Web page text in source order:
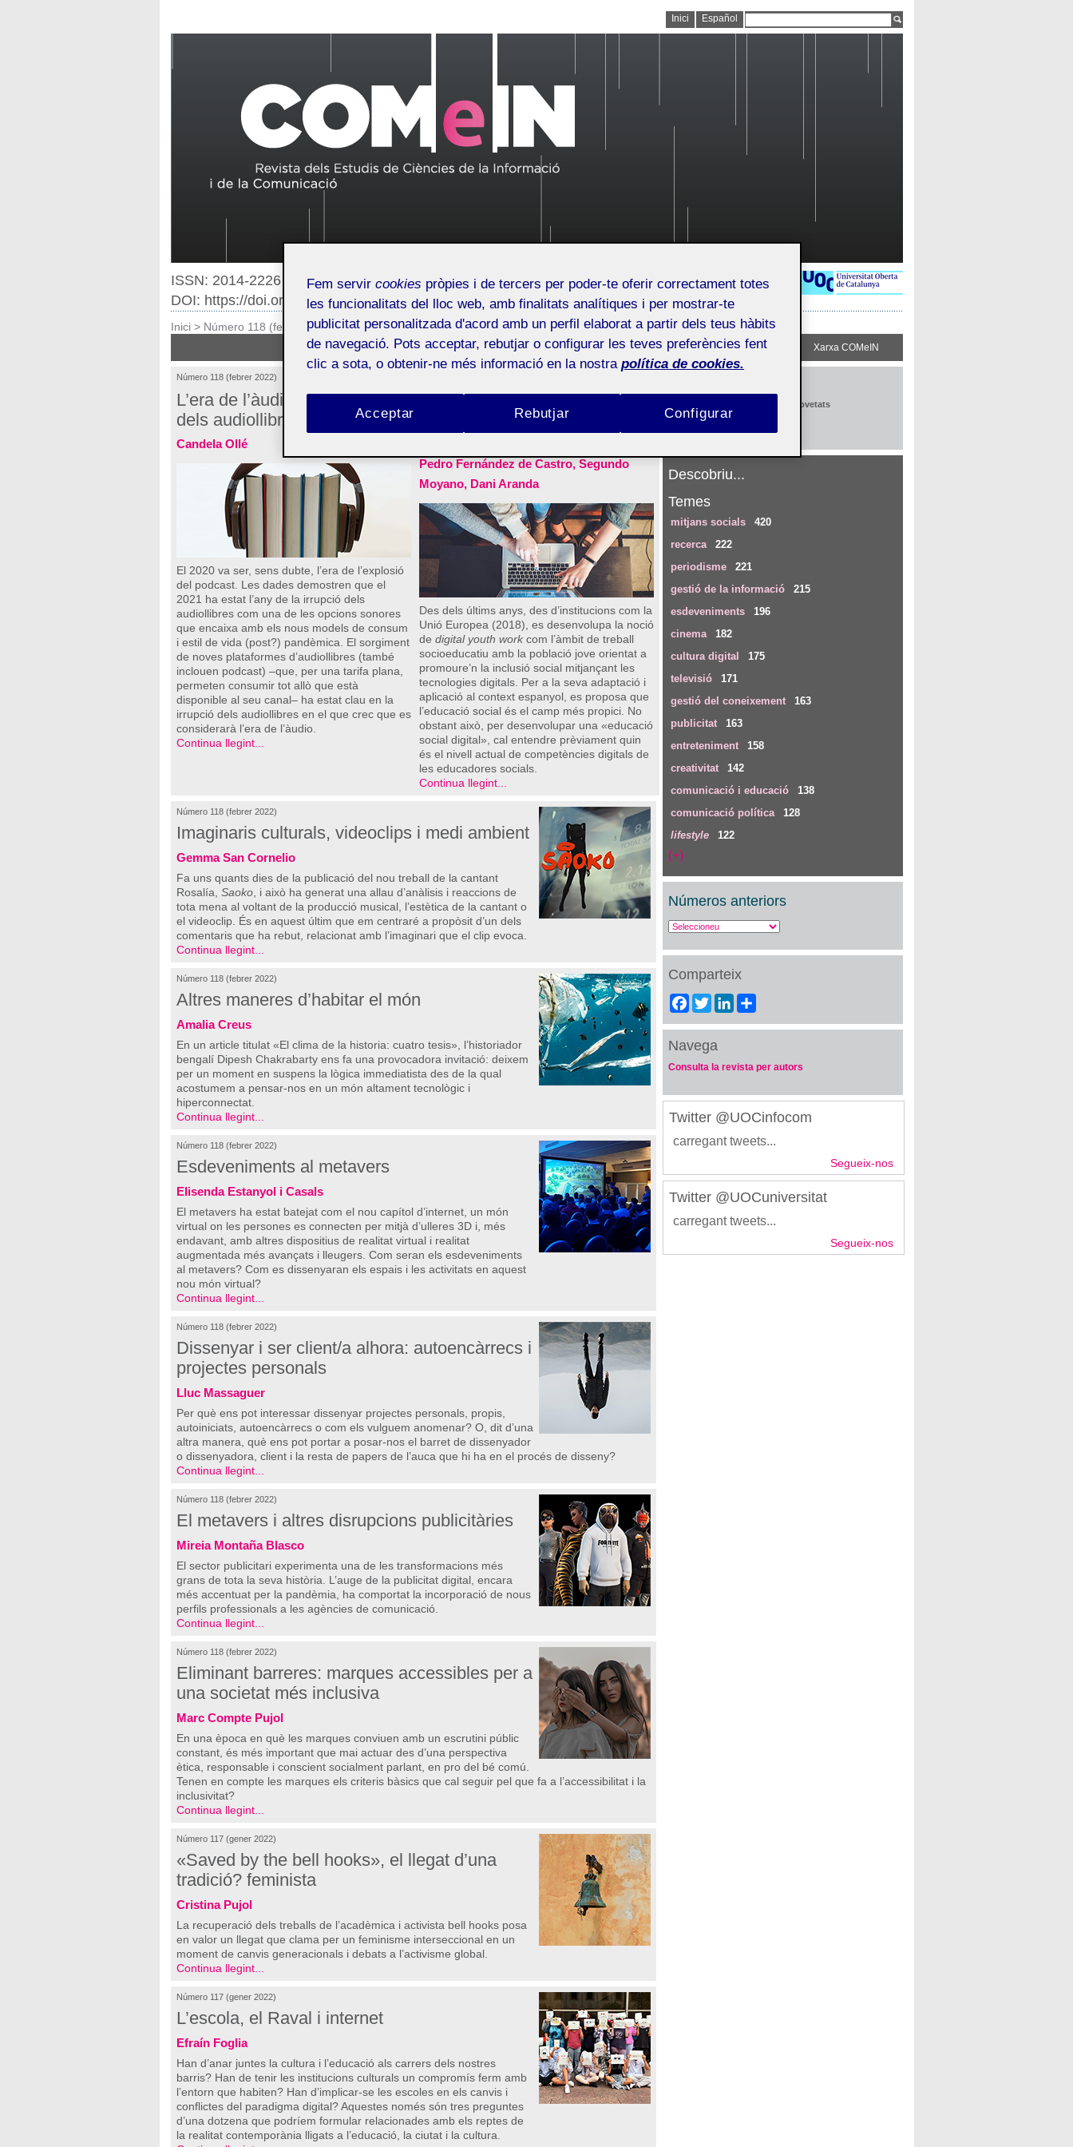
Inici Español
ISSN: 2014-2226
DOI: https://doi.org/10.7238/issn.2014-2226
Inici > Número 118 (febrer 2022)
Línia editorial Qui som Números publicats Segueix COMeIN Xarxa COMeIN
Número 118 (febrer 2022)
L’era de l’àudio i l’enlairament
dels audiollibres
Candela Ollé
El 2020 va ser, sens dubte, l’era de l’explosió
del podcast. Les dades demostren que el
2021 ha estat l’any de la irrupció dels
audiollibres com una de les opcions sonores
que encaixa amb els nous models de consum
i estil de vida (post?) pandèmica. El sorgiment
de noves plataformes d’audiollibres (també
inclouen podcast) –que, per una tarifa plana,
permeten consumir tot allò que està
disponible al seu canal– ha estat clau en la
irrupció dels audiollibres en el que crec que es
considerarà l’era de l’àudio.
Continua llegint...
Tancant bretxes: l’educació
social com a espai per a
l’alfabetització digital
Pedro Fernández de Castro, Segundo
Moyano, Dani Aranda
Des dels últims anys, des d’institucions com la
Unió Europea (2018), es desenvolupa la noció
de digital youth workcom l’àmbit de treball
socioeducatiu amb la població jove orientat a
promoure’n la inclusió social mitjançant les
tecnologies digitals. Per a la seva adaptació i
aplicació al context espanyol, es proposa que
l’educació social és el camp més propici. No
obstant això, per desenvolupar una «educació
social digital», cal entendre prèviament quin
és el nivell actual de competències digitals de
les educadores socials.
Continua llegint...
Número 118 (febrer 2022)
Imaginaris culturals, videoclips i medi ambient
Gemma San Cornelio
Fa uns quants dies de la publicació del nou treball de la cantant
Rosalía, Saoko, i això ha generat una allau d’anàlisis i reaccions de
tota mena al voltant de la producció musical, l’estètica de la cantant o
el videoclip. És en aquest últim que em centraré a propòsit d’un dels
comentaris que ha rebut, relacionat amb l’imaginari que el clip evoca.
Continua llegint...
Número 118 (febrer 2022)
Altres maneres d’habitar el món
Amalia Creus
En un article titulat «El clima de la historia: cuatro tesis», l’historiador
bengalí Dipesh Chakrabarty ens fa una provocadora invitació: deixem
per un moment en suspens la lògica immediatista des de la qual
acostumem a pensar-nos en un món altament tecnològic i
hiperconnectat.
Continua llegint...
Número 118 (febrer 2022)
Esdeveniments al metavers
Elisenda Estanyol i Casals
El metavers ha estat batejat com el nou capítol d’internet, un món
virtual on les persones es connecten per mitjà d’ulleres 3D i, més
endavant, amb altres dispositius de realitat virtual i realitat
augmentada més avançats i lleugers. Com seran els esdeveniments
al metavers? Com es dissenyaran els espais i les activitats en aquest
nou món virtual?
Continua llegint...
Número 118 (febrer 2022)
Dissenyar i ser client/a alhora: autoencàrrecs i
projectes personals
Lluc Massaguer
Per què ens pot interessar dissenyar projectes personals, propis,
autoiniciats, autoencàrrecs o com els vulguem anomenar? O, dit d’una
altra manera, què ens pot portar a posar-nos el barret de dissenyador
o dissenyadora, client i la resta de papers de l’auca que hi ha en el procés de disseny?
Continua llegint...
Número 118 (febrer 2022)
El metavers i altres disrupcions publicitàries
Mireia Montaña Blasco
El sector publicitari experimenta una de les transformacions més
grans de tota la seva història. L’auge de la publicitat digital, encara
més accentuat per la pandèmia, ha comportat la incorporació de nous
perfils professionals a les agències de comunicació.
Continua llegint...
Número 118 (febrer 2022)
Eliminant barreres: marques accessibles per a
una societat més inclusiva
Marc Compte Pujol
En una època en què les marques conviuen amb un escrutini públic
constant, és més important que mai actuar des d’una perspectiva
ètica, responsable i conscient socialment parlant, en pro del bé comú.
Tenen en compte les marques els criteris bàsics que cal seguir pel que fa a l’accessibilitat i la
inclusivitat?
Continua llegint...
Número 117 (gener 2022)
«Saved by the bell hooks», el llegat d’una
tradició? feminista
Cristina Pujol
La recuperació dels treballs de l’acadèmica i activista bell hooks posa
en valor un llegat que clama per un feminisme interseccional en un
moment de canvis generacionals i debats a l’activisme global.
Continua llegint...
Número 117 (gener 2022)
L’escola, el Raval i internet
Efraín Foglia
Han d’anar juntes la cultura i l’educació als carrers dels nostres
barris? Han de tenir les institucions culturals un compromís ferm amb
l’entorn que habiten? Han d’implicar-se les escoles en els canvis i
conflictes del paradigma digital? Aquestes només són tres preguntes
d’una dotzena que podríem formular relacionades amb els reptes de
la realitat contemporània lligats a l’educació, la ciutat i la cultura.
Subscripció al butlletí de novetats
RSS
Descobriu...
Temes
mitjans socials
420
recerca
222
periodisme
221
gestió de la informació
215
esdeveniments
196
cinema
182
cultura digital
175
televisió
171
gestió del coneixement
163
publicitat
163
entreteniment
158
creativitat
142
comunicació i educació
138
comunicació política
128
lifestyle
122
(+)
Números anteriors
Comparteix
Facebook
TwitterLinkedIn
Navega
Consulta la revista per autors
Twitter @UOCinfocom
carregant tweets...
Segueix-nos
Twitter @UOCuniversitat
carregant tweets...
Segueix-nos
Fem servir cookies pròpies i de tercers per poder-te oferir correctament totes
les funcionalitats del lloc web, amb finalitats analítiques i per mostrar-te
publicitat personalitzada d'acord amb un perfil elaborat a partir dels teus hàbits
de navegació. Pots acceptar, rebutjar o configurar les teves preferències fent
clic a sota, o obtenir-ne més informació en la nostra política de cookies.
Rebutjar
Acceptar Configurar